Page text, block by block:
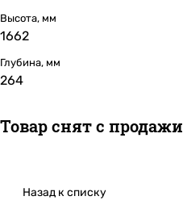
Высота, мм
1662
Глубина, мм
264
Товар снят с продажи
Назад к списку